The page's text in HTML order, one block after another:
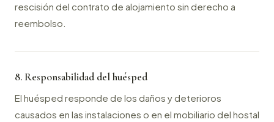
rescisión del contrato de alojamiento sin derecho a
reembolso.
8. Responsabilidad del huésped
El huésped responde de los daños y deterioros
causados en las instalaciones o en el mobiliario del hostal